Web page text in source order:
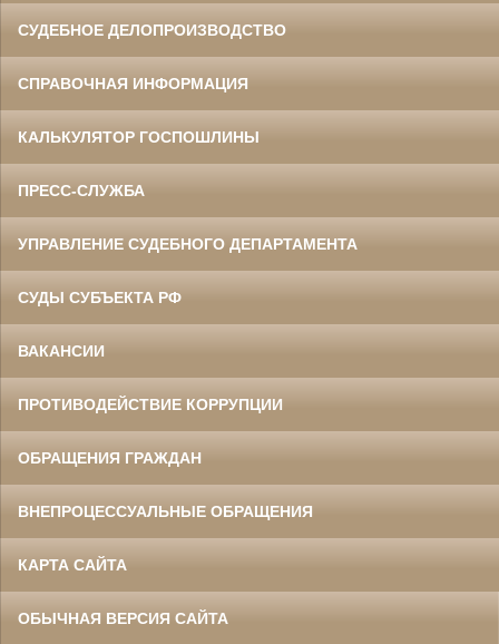
СУДЕБНОЕ ДЕЛОПРОИЗВОДСТВО
СПРАВОЧНАЯ ИНФОРМАЦИЯ
КАЛЬКУЛЯТОР ГОСПОШЛИНЫ
ПРЕСС-СЛУЖБА
УПРАВЛЕНИЕ СУДЕБНОГО ДЕПАРТАМЕНТА
СУДЫ СУБЪЕКТА РФ
ВАКАНСИИ
ПРОТИВОДЕЙСТВИЕ КОРРУПЦИИ
ОБРАЩЕНИЯ ГРАЖДАН
ВНЕПРОЦЕССУАЛЬНЫЕ ОБРАЩЕНИЯ
КАРТА САЙТА
ОБЫЧНАЯ ВЕРСИЯ САЙТА